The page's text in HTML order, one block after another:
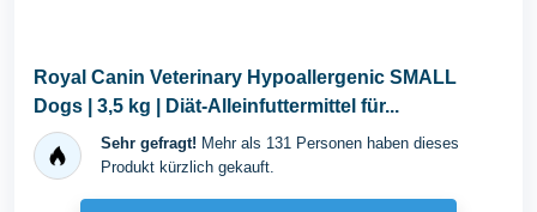
Royal Canin Veterinary Hypoallergenic SMALL
Dogs | 3,5 kg | Diät-Alleinfuttermittel für...
Sehr gefragt! Mehr als 131 Personen haben dieses
Produkt kürzlich gekauft.